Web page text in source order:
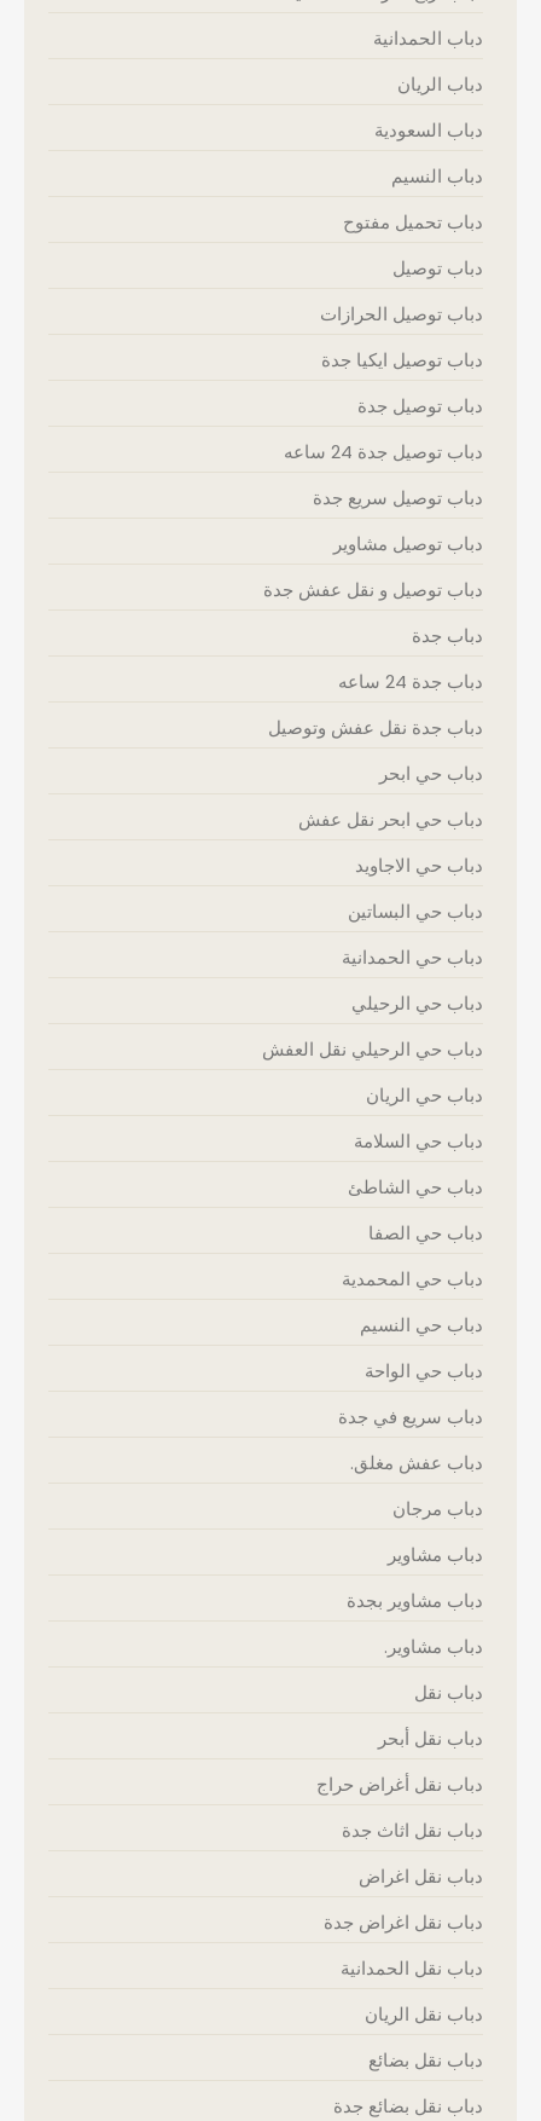
دباب الحمدانية
دباب الريان
دباب السعودية
دباب النسيم
دباب تحميل مفتوح
دباب توصيل
دباب توصيل الحرازات
دباب توصيل ايكيا جدة
دباب توصيل جدة
دباب توصيل جدة 24 ساعه
دباب توصيل سريع جدة
دباب توصيل مشاوير
دباب توصيل و نقل عفش جدة
دباب جدة
دباب جدة 24 ساعه
دباب جدة نقل عفش وتوصيل
دباب حي ابحر
دباب حي ابحر نقل عفش
دباب حي الاجاويد
دباب حي البساتين
دباب حي الحمدانية
دباب حي الرحيلي
دباب حي الرحيلي نقل العفش
دباب حي الريان
دباب حي السلامة
دباب حي الشاطئ
دباب حي الصفا
دباب حي المحمدية
دباب حي النسيم
دباب حي الواحة
دباب سريع في جدة
دباب عفش مغلق.
دباب مرجان
دباب مشاوير
دباب مشاوير بجدة
دباب مشاوير.
دباب نقل
دباب نقل أبحر
دباب نقل أغراض حراج
دباب نقل اثاث جدة
دباب نقل اغراض
دباب نقل اغراض جدة
دباب نقل الحمدانية
دباب نقل الريان
دباب نقل بضائع
دباب نقل بضائع جدة